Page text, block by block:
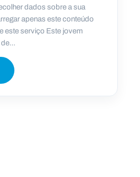
dados sobre a sua
apenas este conteúdo
este serviço Este jovem